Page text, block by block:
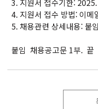
3. 지원서 접수기한:
4. 지원서 접수 방법: 이
5. 채용관련 상세내용: 붙
붙임 채용공고문 1부. 끝